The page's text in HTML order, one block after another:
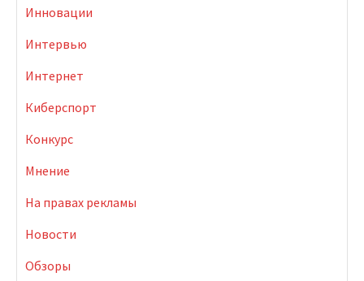
Инновации
Интервью
Интернет
Киберспорт
Конкурс
Мнение
На правах рекламы
Новости
Обзоры